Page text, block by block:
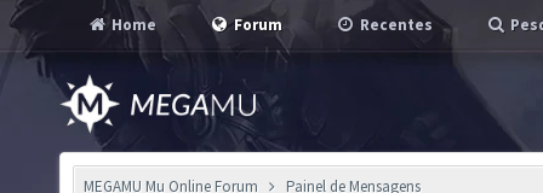
Home Forum Recentes
MEGAMU Mu Online Forum Painel de Mensagens